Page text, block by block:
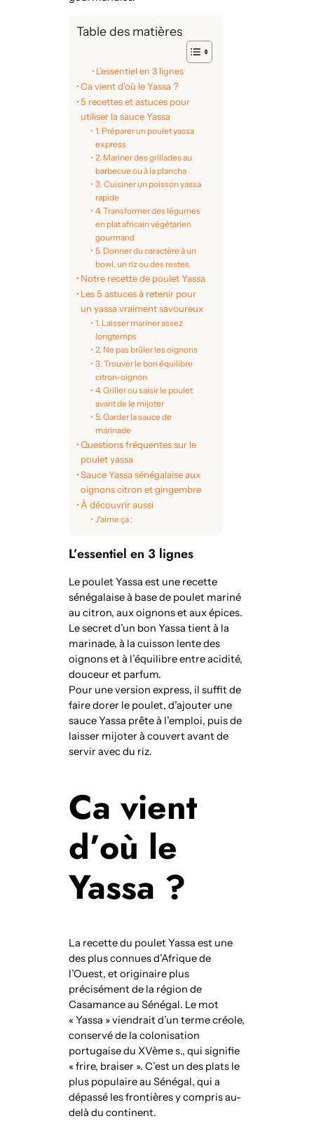
Table des matières
L’essentiel en 3 lignes
Ca vient d’où le Yassa ?
5 recettes et astuces pour
utiliser la sauce Yassa
1. Préparer un poulet yassa
express
2. Mariner des grillades au
barbecue ou à la plancha
3. Cuisiner un poisson yassa
rapide
4. Transformer des légumes
en plat africain végétarien
gourmand
5. Donner du caractère à un
bowl, un riz ou des restes
Notre recette de poulet Yassa
Les 5 astuces à retenir pour
un yassa vraiment savoureux
1. Laisser mariner assez
longtemps
2. Ne pas brûler les oignons
3. Trouver le bon équilibre
citron-oignon
4. Griller ou saisir le poulet
avant de le mijoter
5. Garder la sauce de
marinade
Questions fréquentes sur le
poulet yassa
Sauce Yassa sénégalaise aux
oignons citron et gingembre
À découvrir aussi
J’aime ça :
L’essentiel en 3 lignes
Le poulet Yassa est une recette
sénégalaise à base de poulet mariné
au citron, aux oignons et aux épices.
Le secret d’un bon Yassa tient à la
marinade, à la cuisson lente des
oignons et à l’équilibre entre acidité,
douceur et parfum.
Pour une version express, il suffit de
faire dorer le poulet, d’ajouter une
sauce Yassa prête à l’emploi, puis de
laisser mijoter à couvert avant de
servir avec du riz.
Ca vient
d’où le
Yassa ?
La recette du poulet Yassa est une
des plus connues d’Afrique de
l’Ouest, et originaire plus
précisément de la région de
Casamance au Sénégal. Le mot
« Yassa » viendrait d’un terme créole,
conservé de la colonisation
portugaise du XVème s., qui signifie
« frire, braiser ». C’est un des plats le
plus populaire au Sénégal, qui a
dépassé les frontières y compris au-
delà du continent.